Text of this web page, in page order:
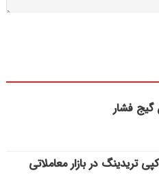
گیج فشار
تریدینگ در بازار معاملاتی